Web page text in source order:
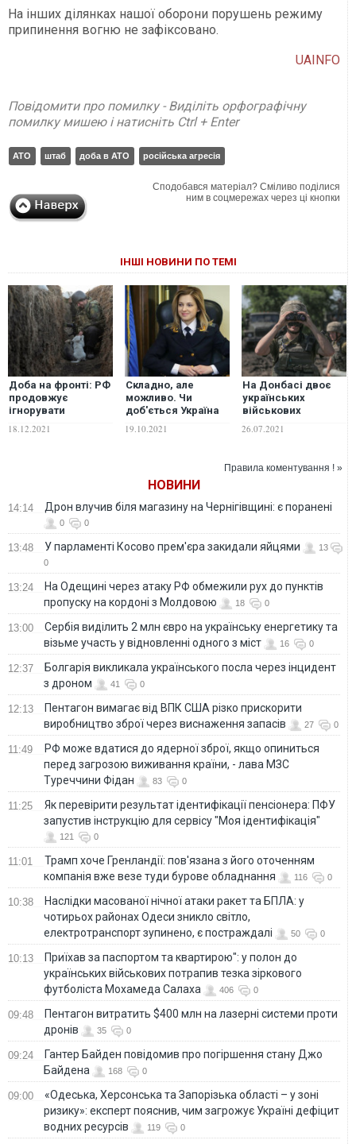
На інших ділянках нашої оборони порушень режиму
припинення вогню не зафіксовано.
UAINFO
Повідомити про помилку - Виділіть орфографічну
помилку мишею і натисніть Ctrl + Enter
АТО штаб доба в АТО російська агресія
Сподобався матеріал? Сміливо поділися
ним в соцмережах через ці кнопки
ІНШІ НОВИНИ ПО ТЕМІ
Доба на фронті: РФ
продовжує
ігнорувати
Тристоронньої
18.12.2021
Складно, але
можливо. Чи
доб'ється Україна
Поклонської з
19.10.2021
На Донбасі двоє
українських
військових
внаслідок обстрілів
26.07.2021
Правила коментування ! »
НОВИНИ
14:14 Дрон влучив біля магазину на Чернігівщині: є поранені
0 0
13:48 У парламенті Косово прем'єра закидали яйцями
13
0
13:24
На Одещині через атаку РФ обмежили рух до пунктів
пропуску на кордоні з Молдовою
18 0
13:00
Сербія виділить 2 млн євро на українську енергетику та
візьме участь у відновленні одного з міст
16 0
12:37
Болгарія викликала українського посла через інцидент
з дроном
41 0
12:13
Пентагон вимагає від ВПК США різко прискорити
виробництво зброї через виснаження запасів
27 0
11:49
РФ може вдатися до ядерної зброї, якщо опиниться
перед загрозою виживання країни, - лава МЗС
Туреччини Фідан
83 0
11:25
Як перевірити результат ідентифікації пенсіонера: ПФУ
запустив інструкцію для сервісу "Моя ідентифікація"
121 0
11:01
Трамп хоче Гренландії: пов'язана з його оточенням
компанія вже везе туди бурове обладнання
116 0
10:38
Наслідки масованої нічної атаки ракет та БПЛА: у
чотирьох районах Одеси зникло світло,
електротранспорт зупинено, є постраждалі
50 0
10:13
Приїхав за паспортом та квартирою": у полон до
українських військових потрапив тезка зіркового
футболіста Мохамеда Салаха
406 0
09:48
Пентагон витратить $400 млн на лазерні системи проти
дронів
35 0
09:24
Гантер Байден повідомив про погіршення стану Джо
Байдена
168 0
09:00
«Одеська, Херсонська та Запорізька області – у зоні
ризику»: експерт пояснив, чим загрожує Україні дефіцит
водних ресурсів
119 0